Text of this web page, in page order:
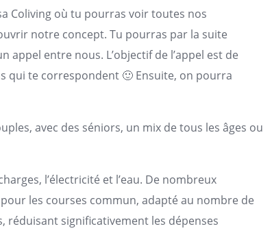
Coliving où tu pourras voir toutes nos
notre concept. Tu pourras par la suite
entre nous. L’objectif de l’appel est de
qui te correspondent 🙂 Ensuite, on pourra
avec des séniors, un mix de tous les âges ou
l’électricité et l’eau. De nombreux
les courses commun, adapté au nombre de
réduisant significativement les dépenses